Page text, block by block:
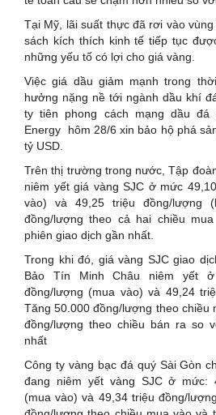
Tại Mỹ, lãi suất thực đã rơi vào
sách kích thích kinh tế tiếp tục
những yếu tố có lợi cho giá vàng.
Việc giá dầu giảm mạnh trong
hưởng nặng nề tới ngành dầu khí
ty tiên phong cách mạng dầu đá
Energy hôm 28/6 xin bảo hộ phá
tỷ USD.
Trên thị trường trong nước, Tập
niêm yết giá vàng SJC ở mức
vào) và 49,25 triệu đồng/lượng
đồng/lượng theo cả hai chiều
phiên giao dịch gần nhất.
Trong khi đó, giá vàng SJC giao
Bảo Tín Minh Châu niêm yết
đồng/lượng (mua vào) và 49,24
Tăng 50.000 đồng/lượng theo chiều
đồng/lượng theo chiều bán ra so
nhất
Công ty vàng bạc đá quý Sài Gòn
đang niêm yết vàng SJC ở mức:
(mua vào) và 49,34 triệu đồng/